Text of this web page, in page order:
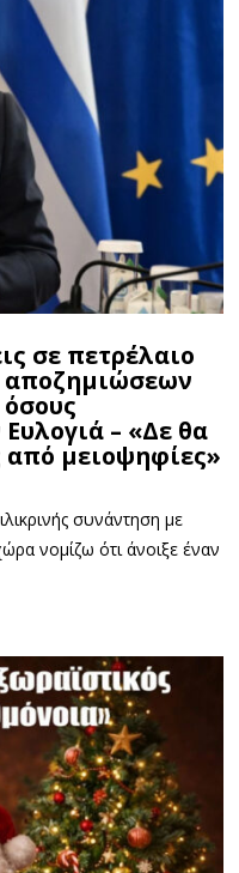
σε πετρέλαιο
αποζημιώσεων
όσους
– «Δε θα
μειοψηφίες»
συνάντηση με
νομίζω ότι άνοιξε έναν